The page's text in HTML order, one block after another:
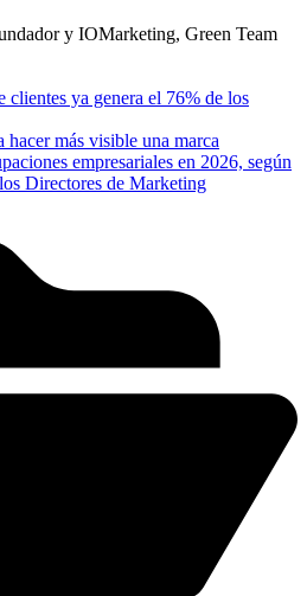
y IOMarketing, Green Team
ya genera el 76% de los
hacer más visible una marca
empresariales en 2026, según
Directores de Marketing